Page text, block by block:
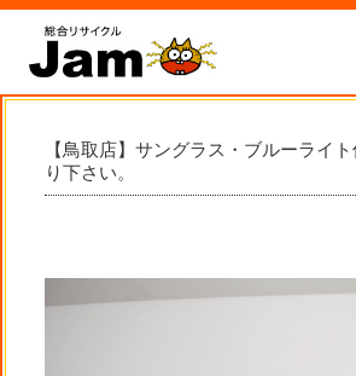
【鳥取店】サングラス・ブルーライ
り下さい。